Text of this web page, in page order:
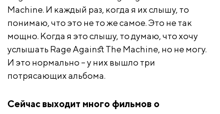
Machine. И каждый раз, когда я их слышу, то
понимаю, что это не то же самое. Это не так
мощно. Когда я это слышу, то думаю, что хочу
услышать Rage Against The Machine, но не могу.
И это нормально – у них вышло три
потрясающих альбома.
Сейчас выходит много фильмов о